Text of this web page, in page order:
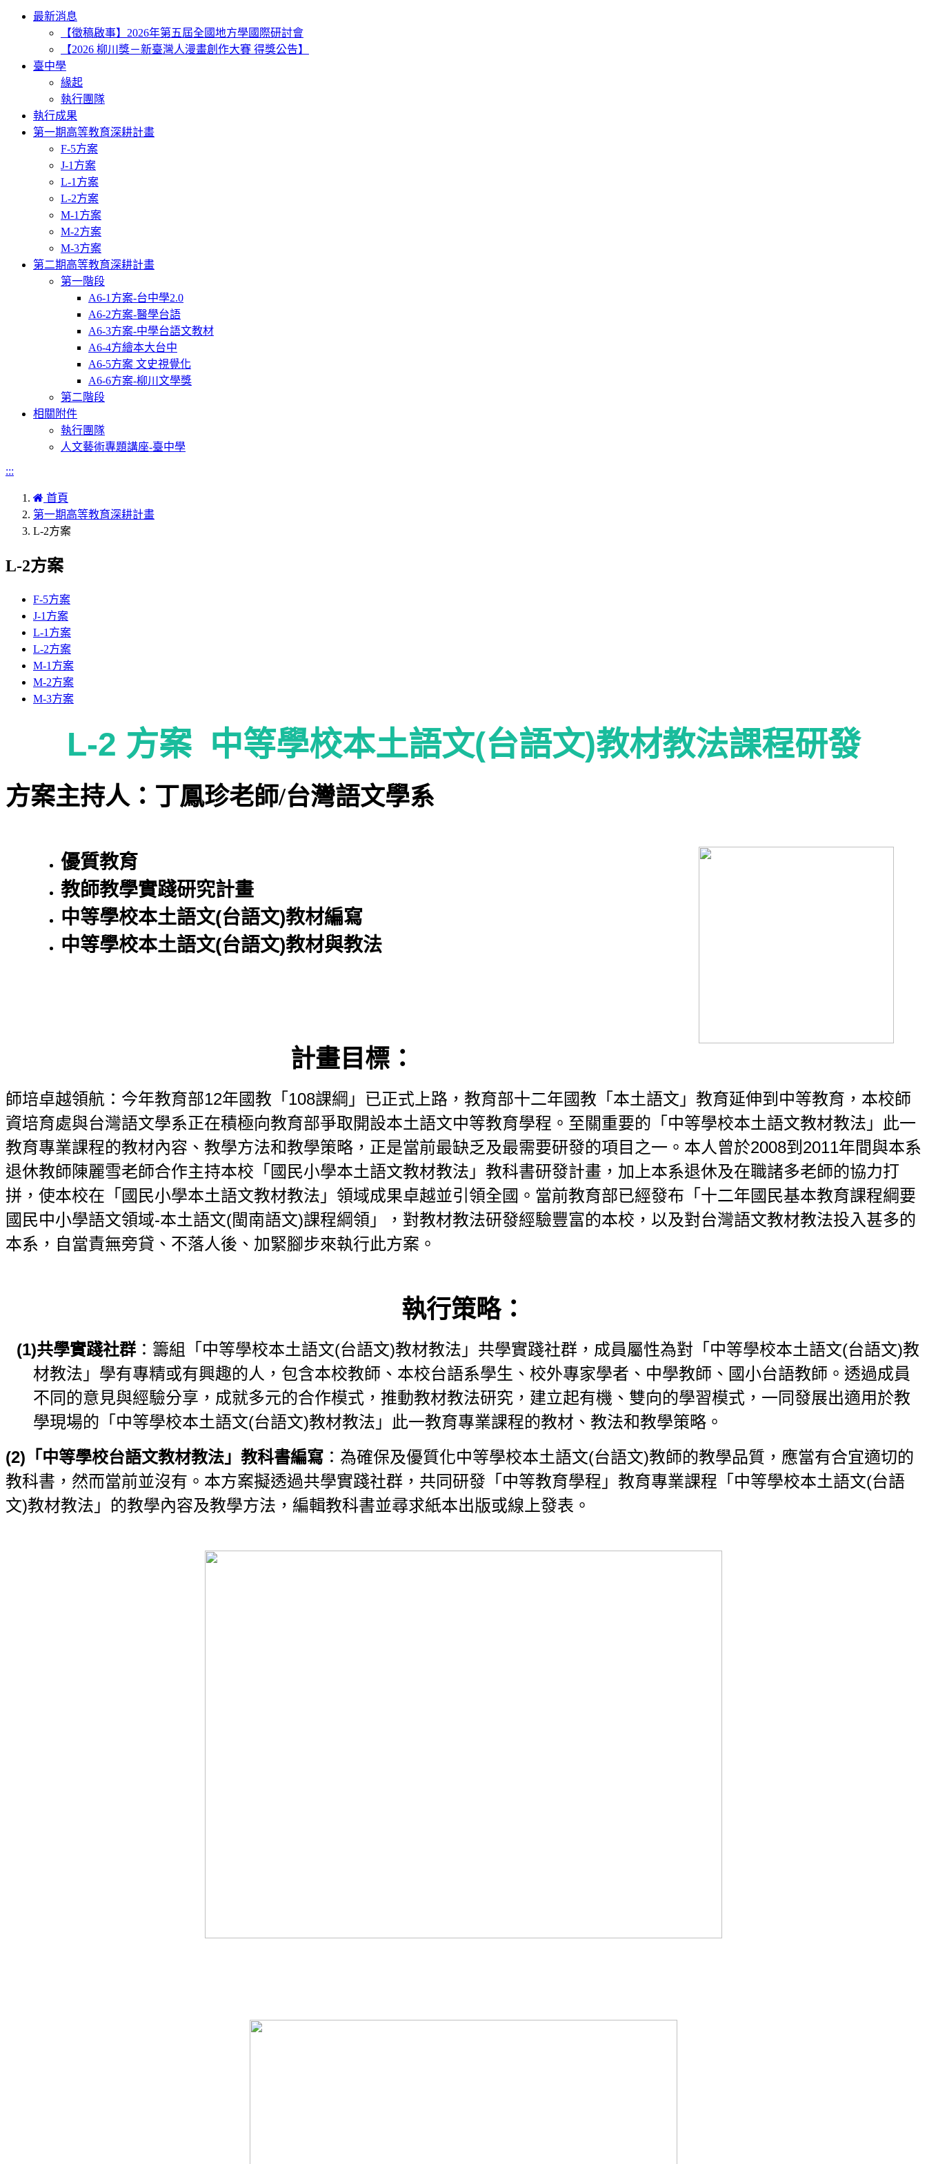
Toggle
navigation
最新消息
【徵稿啟事】2026年第五屆全國地方學國際研討會
【2026 柳川獎－新臺灣人漫畫創作大賽 得獎公告】
臺中學
緣起
執行團隊
執行成果
第一期高等教育深耕計畫
F-5方案
J-1方案
L-1方案
L-2方案
M-1方案
M-2方案
M-3方案
第二期高等教育深耕計畫
第一階段
A6-1方案-台中學2.0
A6-2方案-醫學台語
A6-3方案-中學台語文教材
A6-4方繪本大台中
A6-5方案 文史視覺化
A6-6方案-柳川文學獎
第二階段
相關附件
執行團隊
人文藝術專題講座-臺中學
:::
首頁
第一期高等教育深耕計畫
L-2方案
L-2方案
F-5方案
J-1方案
L-1方案
L-2方案
M-1方案
M-2方案
M-3方案
L-2 方案 中等學校本土語文(台語文)教材教法課程研發
方案主持人：丁鳳珍老師/台灣語文學系
優質教育
教師教學實踐研究計畫
中等學校本土語文(台語文)教材編寫
中等學校本土語文(台語文)教材與教法
計畫目標：
師培卓越領航：今年教育部12年國教「108課綱」已正式上路，教育部十二年國教「本土語文」教育延伸到中等教育，本校師
資培育處與台灣語文學系正在積極向教育部爭取開設本土語文中等教育學程。至關重要的「中等學校本土語文教材教法」此一
教育專業課程的教材內容、教學方法和教學策略，正是當前最缺乏及最需要研發的項目之一。本人曾於2008到2011年間與本系
退休教師陳麗雪老師合作主持本校「國民小學本土語文教材教法」教科書研發計畫，加上本系退休及在職諸多老師的協力打
拼，使本校在「國民小學本土語文教材教法」領域成果卓越並引領全國。當前教育部已經發布「十二年國民基本教育課程綱要
國民中小學語文領域-本土語文(閩南語文)課程綱領」，對教材教法研發經驗豐富的本校，以及對台灣語文教材教法投入甚多的
本系，自當責無旁貸、不落人後、加緊腳步來執行此方案。
執行策略：
(1)共學實踐社群：籌組「中等學校本土語文(台語文)教材教法」共學實踐社群，成員屬性為對「中等學校本土語文(台語文)教
材教法」學有專精或有興趣的人，包含本校教師、本校台語系學生、校外專家學者、中學教師、國小台語教師。透過成員
不同的意見與經驗分享，成就多元的合作模式，推動教材教法研究，建立起有機、雙向的學習模式，一同發展出適用於教
學現場的「中等學校本土語文(台語文)教材教法」此一教育專業課程的教材、教法和教學策略。
(2) 「中等學校台語文教材教法」教科書編寫 ：為確保及優質化中等學校本土語文(台語文)教師的教學品質，應當有合宜適切的
教科書，然而當前並沒有。本方案擬透過共學實踐社群，共同研發「中等教育學程」教育專業課程「中等學校本土語文(台語
文)教材教法」的教學內容及教學方法，編輯教科書並尋求紙本出版或線上發表。